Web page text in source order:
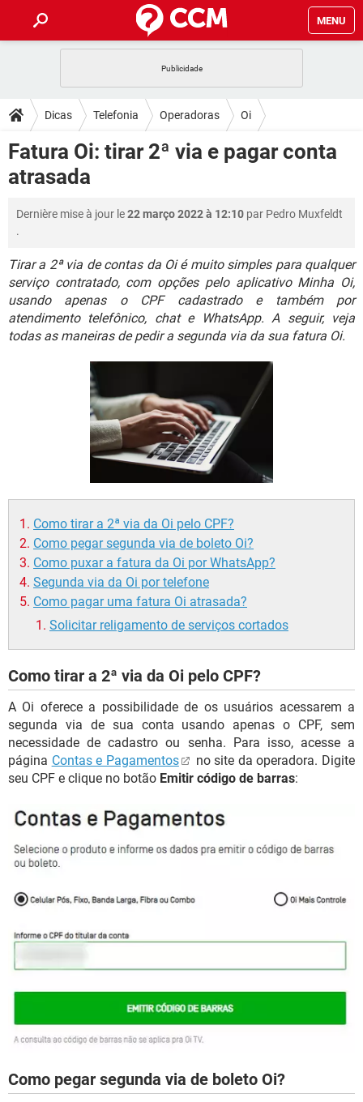
MENU
CELULAR FACEBOOK
OUTLOOK EXCEL
INSTAGRAM
DICAS
JOGOS WHATSAPP
CELULAR FACEBOOK
INSTAGRAM GMAIL
DOWNLOADS
JOGOS
INSTAGRAM GMAIL
GUIA DE COMPRAS
FÓRUM
JOGOS WHATSAPP
OUTLOOK EXCEL
INSTAGRAM GMAIL
GUIA DE COMPRAS
JOGOS WHATSAPP
CELULAR FACEBOOK
OUTLOOK EXCEL
INSTAGRAM GMAIL
GUIA DE COMPRAS
Dicas Telefonia Operadoras Oi
Fatura Oi: tirar 2ª via e pagar conta
atrasada
Dernière mise à jour le22 março 2022 à 12:10 par Pedro Muxfeldt
.
Tirar a 2ª via de contas da Oi é muito simples para qualquer
serviço contratado, com opções pelo aplicativo Minha Oi,
usando apenas o CPF cadastrado e também por
atendimento telefônico, chat e WhatsApp. A seguir, veja
todas as maneiras de pedir a segunda via da sua fatura Oi.
Como tirar a 2ª via da Oi pelo CPF?
Como pegar segunda via de boleto Oi?
Como puxar a fatura da Oi por WhatsApp?
Segunda via da Oi por telefone
Como pagar uma fatura Oi atrasada?
Solicitar religamento de serviços cortados
Como tirar a 2ª via da Oi pelo CPF?
A Oi oferece a possibilidade de os usuários acessarem a
segunda via de sua conta usando apenas o CPF, sem
necessidade de cadastro ou senha. Para isso, acesse a
página Contas e Pagamentos
no site da operadora. Digite
seu CPF e clique no botão Emitir código de barras:
Como pegar segunda via de boleto Oi?